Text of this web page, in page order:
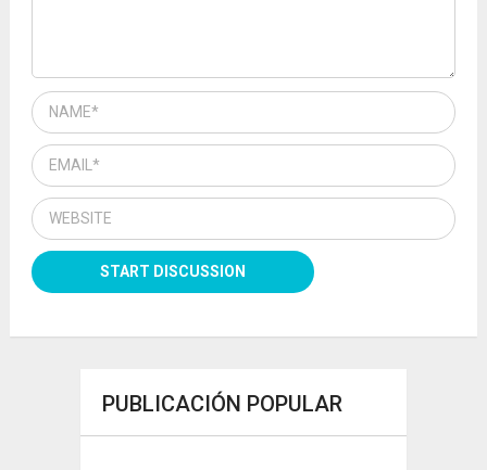
PUBLICACIÓN POPULAR